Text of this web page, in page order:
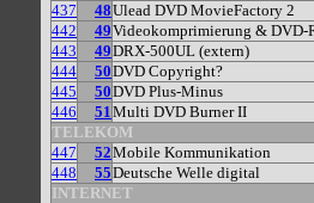
437
48Ulead DVD MovieFactory 2
442
49Videokomprimierung & DVD-
443
49DRX-500UL (extern)
444
50DVD Copyright?
445
50DVD Plus-Minus
446
51Multi DVD Burner II
TELEKOM
447
52Mobile Kommunikation
448
55Deutsche Welle digital
INTERNET